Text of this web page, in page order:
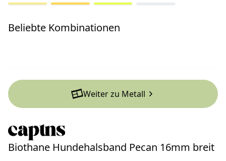
Beliebte Kombinationen
Weiter zu Metall
Biothane Hundehalsband Pecan 16mm breit